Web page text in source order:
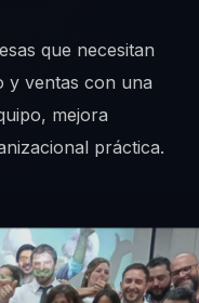
que necesitan
y ventas con una
mejora
práctica.